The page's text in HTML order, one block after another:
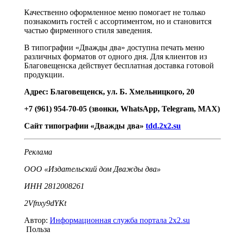
Качественно оформленное меню помогает не только
познакомить гостей с ассортиментом, но и становится
частью фирменного стиля заведения.
В типографии «Дважды два» доступна печать меню
различных форматов от одного дня. Для клиентов из
Благовещенска действует бесплатная доставка готовой
продукции.
Адрес: Благовещенск, ул. Б. Хмельницкого, 20
+7 (961) 954-70-05 (звонки, WhatsApp, Telegram, MAX)
Сайт типографии «Дважды два» tdd.2x2.su
Реклама
ООО «Издательский дом Дважды два»
ИНН 2812008261
2Vfnxy9dYKt
Автор: Информационная служба портала 2x2.su
Польза